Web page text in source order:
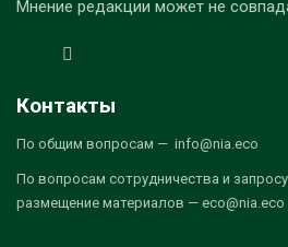
Мнение редакции может не
Контакты
По общим вопросам — info@nia.eco
По вопросам сотрудничества и
размещение материалов — eco@nia.eco